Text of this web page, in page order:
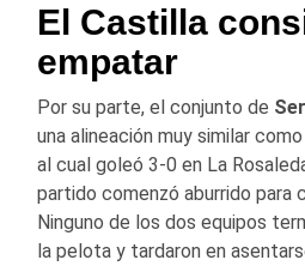
El Castilla
empatar
Por su parte, el conjunto de
una alineación muy similar
al cual goleó 3-0 en La
partido comenzó aburrido para
Ninguno de los dos equipos
la pelota y tardaron en